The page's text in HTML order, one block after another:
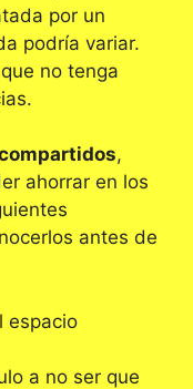
por un
podría variar.
no tenga
,
ahorrar en los
antes de
espacio
a no ser que